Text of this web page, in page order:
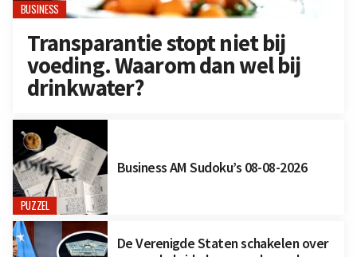
BUSINESS
Transparantie stopt niet bij
voeding. Waarom dan wel bij
drinkwater?
PUZZEL
Business AM Sudoku’s 08-08-2026
De Verenigde Staten schakelen over